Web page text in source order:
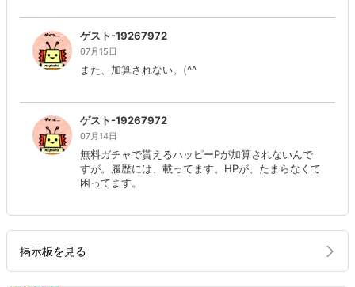
ゲスト-19267972
07月15日
また、加算されない。(^^ゞ
ゲスト-19267972
07月14日
無料ガチャで貰えるハッピーPが加算されないんで
すが。履歴には、載ってます。HPが、たまらなくて
困ってます。
掲示板を見る